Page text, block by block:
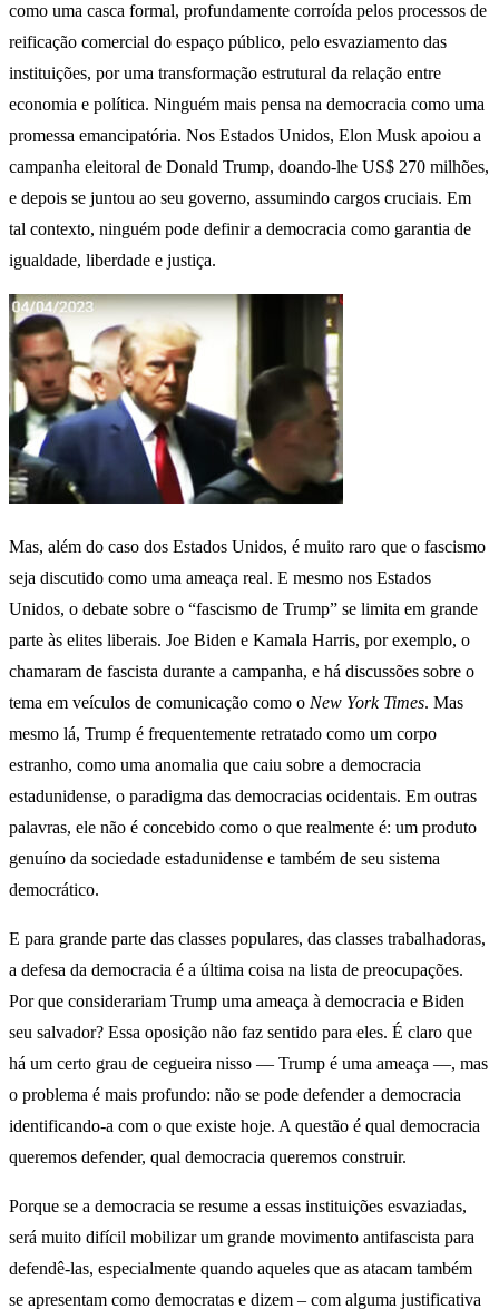
como uma casca formal, profundamente corroída pelos processos de
reificação comercial do espaço público, pelo esvaziamento das
instituições, por uma transformação estrutural da relação entre
economia e política. Ninguém mais pensa na democracia como uma
promessa emancipatória. Nos Estados Unidos, Elon Musk apoiou a
campanha eleitoral de Donald Trump, doando-lhe US$ 270 milhões,
e depois se juntou ao seu governo, assumindo cargos cruciais. Em
tal contexto, ninguém pode definir a democracia como garantia de
igualdade, liberdade e justiça.
Mas, além do caso dos Estados Unidos, é muito raro que o fascismo
seja discutido como uma ameaça real. E mesmo nos Estados
Unidos, o debate sobre o “fascismo de Trump” se limita em grande
parte às elites liberais. Joe Biden e Kamala Harris, por exemplo, o
chamaram de fascista durante a campanha, e há discussões sobre o
tema em veículos de comunicação como o New York Times. Mas
mesmo lá, Trump é frequentemente retratado como um corpo
estranho, como uma anomalia que caiu sobre a democracia
estadunidense, o paradigma das democracias ocidentais. Em outras
palavras, ele não é concebido como o que realmente é: um produto
genuíno da sociedade estadunidense e também de seu sistema
democrático.
E para grande parte das classes populares, das classes trabalhadoras,
a defesa da democracia é a última coisa na lista de preocupações.
Por que considerariam Trump uma ameaça à democracia e Biden
seu salvador? Essa oposição não faz sentido para eles. É claro que
há um certo grau de cegueira nisso — Trump é uma ameaça —, mas
o problema é mais profundo: não se pode defender a democracia
identificando-a com o que existe hoje. A questão é qual democracia
queremos defender, qual democracia queremos construir.
Porque se a democracia se resume a essas instituições esvaziadas,
será muito difícil mobilizar um grande movimento antifascista para
defendê-las, especialmente quando aqueles que as atacam também
se apresentam como democratas e dizem – com alguma justificativa